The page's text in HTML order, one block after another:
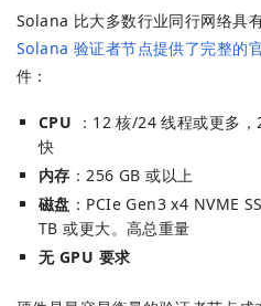
Solana 比大多数行业同行网络具
Solana 验证者节点提供了完整的
件：
CPU ：12 核/24 线程或更多
快
内存 ：256 GB 或以上
磁盘 ：PCIe Gen3 x4 NVME
TB 或更大。高总重量
无 GPU 要求